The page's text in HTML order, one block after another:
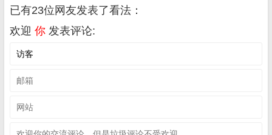
已有23位网友发表了看法：
欢迎 你 发表评论: